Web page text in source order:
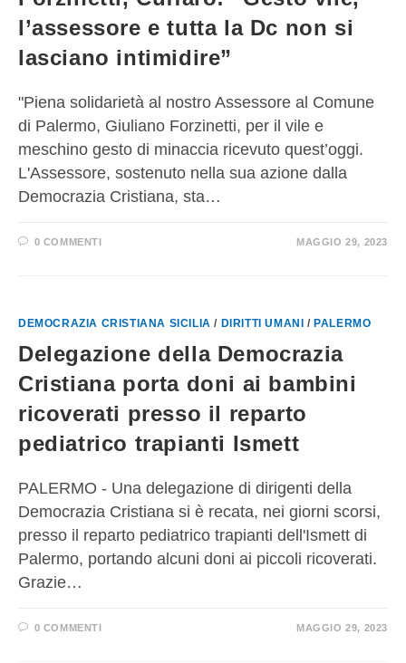
l’assessore e tutta la Dc non si
lasciano intimidire”
"Piena solidarietà al nostro Assessore al Comune
di Palermo, Giuliano Forzinetti, per il vile e
meschino gesto di minaccia ricevuto quest’oggi.
L'Assessore, sostenuto nella sua azione dalla
Democrazia Cristiana, sta…
0 COMMENTI MAGGIO 29, 2023
DEMOCRAZIA CRISTIANA SICILIA / DIRITTI UMANI /PALERMO
Delegazione della Democrazia
Cristiana porta doni ai bambini
ricoverati presso il reparto
pediatrico trapianti Ismett
PALERMO - Una delegazione di dirigenti della
Democrazia Cristiana si è recata, nei giorni scorsi,
presso il reparto pediatrico trapianti dell'Ismett di
Palermo, portando alcuni doni ai piccoli ricoverati.
Grazie…
0 COMMENTI MAGGIO 29, 2023